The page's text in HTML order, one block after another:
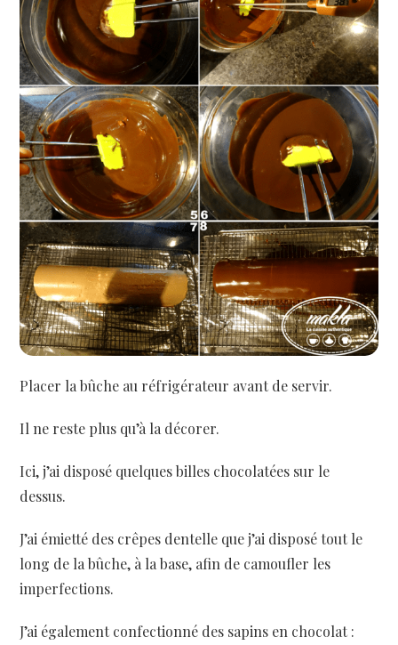
Placer la bûche au réfrigérateur avant de servir.
Il ne reste plus qu’à la décorer.
Ici, j’ai disposé quelques billes chocolatées sur le
dessus.
J’ai émietté des crêpes dentelle que j’ai disposé tout le
long de la bûche, à la base, afin de camoufler les
imperfections.
J’ai également confectionné des sapins en chocolat :